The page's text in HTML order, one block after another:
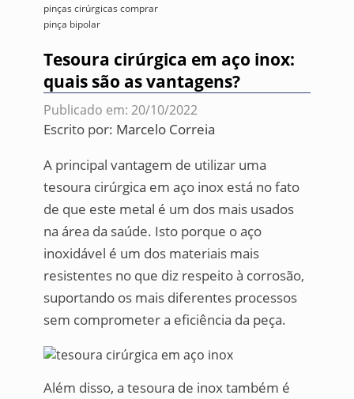
pinças cirúrgicas comprar
pinça bipolar
Tesoura cirúrgica em aço inox:
quais são as vantagens?
Publicado em: 20/10/2022
Escrito por: Marcelo Correia
A principal vantagem de utilizar uma
tesoura cirúrgica em aço inox está no fato
de que este metal é um dos mais usados
na área da saúde. Isto porque o aço
inoxidável é um dos materiais mais
resistentes no que diz respeito à corrosão,
suportando os mais diferentes processos
sem comprometer a eficiência da peça.
Além disso, a tesoura de inox também é